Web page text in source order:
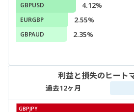
GBPUSD 4.12%
EURGBP 2.55%
GBPAUD 2.35%
利益と損失のヒート
過去12ヶ月
GBPJPY